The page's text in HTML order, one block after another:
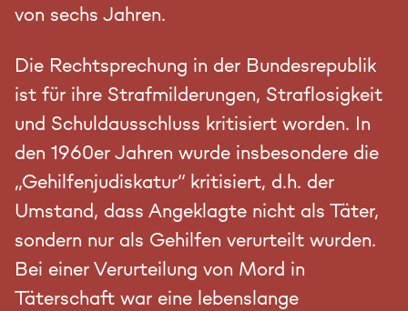
von sechs Jahren.
Die Rechtsprechung in der Bundesrepublik
ist für ihre Strafmilderungen, Straflosigkeit
und Schuldausschluss kritisiert worden. In
den 1960er Jahren wurde insbesondere die
„Gehilfenjudiskatur“ kritisiert, d.h. der
Umstand, dass Angeklagte nicht als Täter,
sondern nur als Gehilfen verurteilt wurden.
Bei einer Verurteilung von Mord in
Täterschaft war eine lebenslange